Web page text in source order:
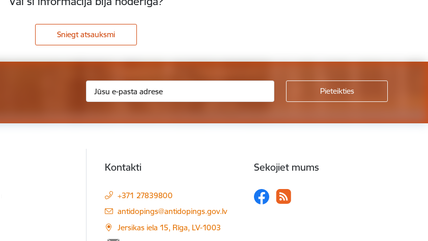
Sniegt atsauksmi
Kontakti
+371 27839800
E-pasts:
antidopings@antidopings.gov.lv
Jersikas iela 15, Rīga, LV-1003
Sekojiet mums